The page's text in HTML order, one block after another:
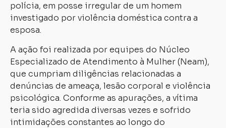
polícia, em posse irregular de um homem
investigado por violência doméstica contra a
esposa.
A ação foi realizada por equipes do Núcleo
Especializado de Atendimento à Mulher (Neam),
que cumpriam diligências relacionadas a
denúncias de ameaça, lesão corporal e violência
psicológica. Conforme as apurações, a vítima
teria sido agredida diversas vezes e sofrido
intimidações constantes ao longo do